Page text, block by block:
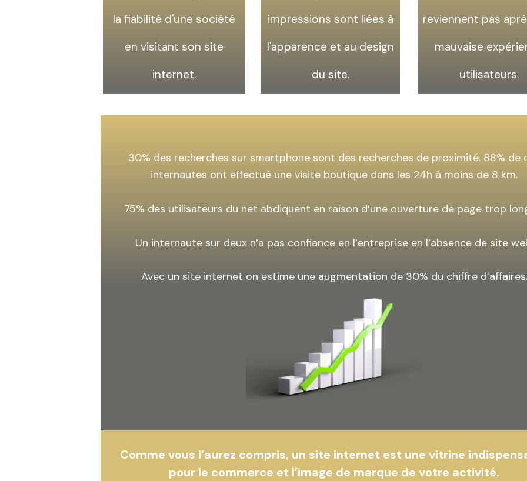
la fiabilité d'une société
en visitant son site
internet.
impressions sont liées à
l'apparence et au design
du site.
reviennent pas
mauvaise
utilisateurs.
30% des recherches sur smartphone sont des recherches de proximité. 88% de
internautes ont effectué une visite boutique dans les 24h à moins de 8 km.
75% des utilisateurs du net abdiquent en raison d’une ouverture de page trop
Un internaute sur deux n’a pas confiance en l’entreprise en l’absence de site
Avec un site internet on estime une augmentation de 30% du chiffre d’affaires.
Comme vous l’aurez compris, un site internet est une vitrine
pour le commerce et l’image de marque de votre activité.